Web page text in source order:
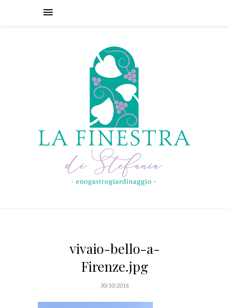
vivaio-bello-a-
Firenze.jpg
30/10/2016